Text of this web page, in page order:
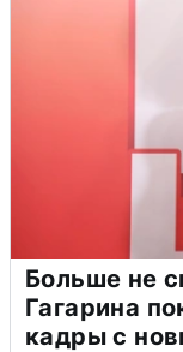
Больше не
Гагарина
кадры с